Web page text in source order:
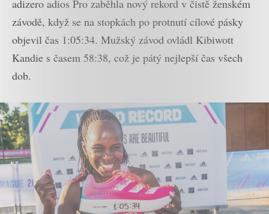
adizero adios Pro zaběhla nový rekord v čistě ženském
závodě, když se na stopkách po protnutí cílové pásky
objevil čas 1:05:34. Mužský závod ovládl Kibiwott
Kandie s časem 58:38, což je pátý nejlepší čas všech
dob.